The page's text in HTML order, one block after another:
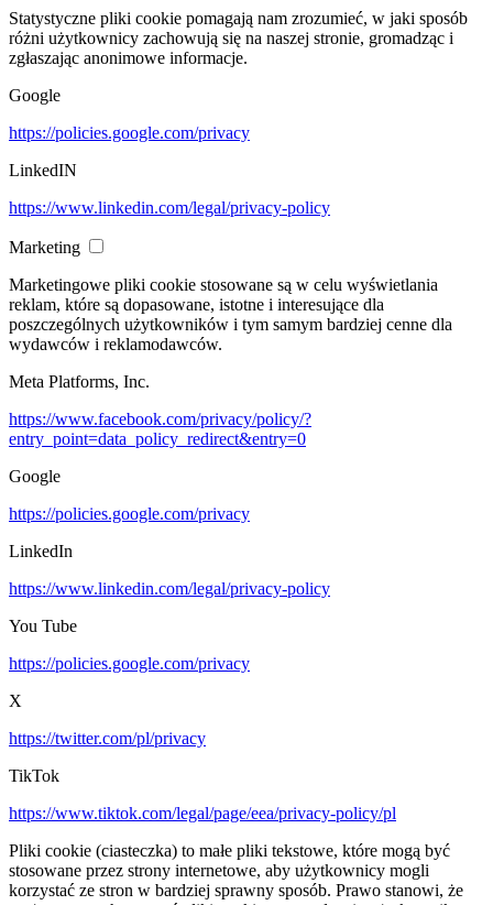
Statystyczne pliki cookie pomagają nam zrozumieć, w jaki sposób
różni użytkownicy zachowują się na naszej stronie, gromadząc i
zgłaszając anonimowe informacje.
Google
https://policies.google.com/privacy
LinkedIN
https://www.linkedin.com/legal/privacy-policy
Marketing
Marketingowe pliki cookie stosowane są w celu wyświetlania
reklam, które są dopasowane, istotne i interesujące dla
poszczególnych użytkowników i tym samym bardziej cenne dla
wydawców i reklamodawców.
Meta Platforms, Inc.
https://www.facebook.com/privacy/policy/?
entry_point=data_policy_redirect&entry=0
Google
https://policies.google.com/privacy
LinkedIn
https://www.linkedin.com/legal/privacy-policy
You Tube
https://policies.google.com/privacy
X
https://twitter.com/pl/privacy
TikTok
https://www.tiktok.com/legal/page/eea/privacy-policy/pl
Pliki cookie (ciasteczka) to małe pliki tekstowe, które mogą być
stosowane przez strony internetowe, aby użytkownicy mogli
korzystać ze stron w bardziej sprawny sposób. Prawo stanowi, że